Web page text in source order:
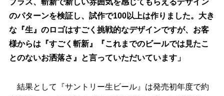
プラス、斬新で新しい雰囲気を感じてもらえるデザイン
のパターンを検証し、試作で100以上は作りました。大き
な『生』のロゴはすごく挑戦的なデザインですが、お客
様からは『すごく斬新』『これまでのビールでは見たこ
とのないお洒落さ』と言っていただいています」
結果として『サントリー生ビール』は発売初年度で約